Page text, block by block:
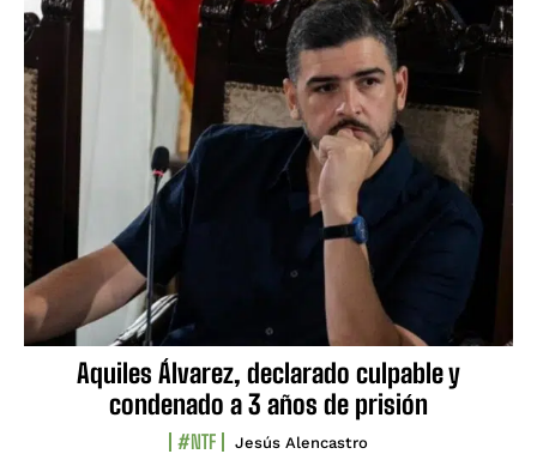
Aquiles Álvarez, declarado culpable y
condenado a 3 años de prisión
#NTF Jesús Alencastro